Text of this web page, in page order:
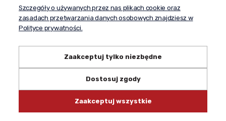
Szczegóły o używanych przez nas plikach cookie oraz
zasadach przetwarzania danych osobowych znajdziesz w
Polityce prywatności.
Zaakceptuj tylko niezbędne
Dostosuj zgody
Zaakceptuj wszystkie